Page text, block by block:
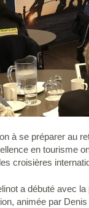
à se préparer au
en tourisme
croisières
a débuté avec
animée par